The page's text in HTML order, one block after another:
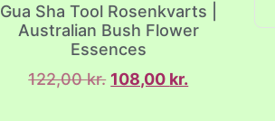
Gua Sha Tool Rosenkvarts |
Australian Bush Flower
Essences
122,00kr. 108,00 kr.